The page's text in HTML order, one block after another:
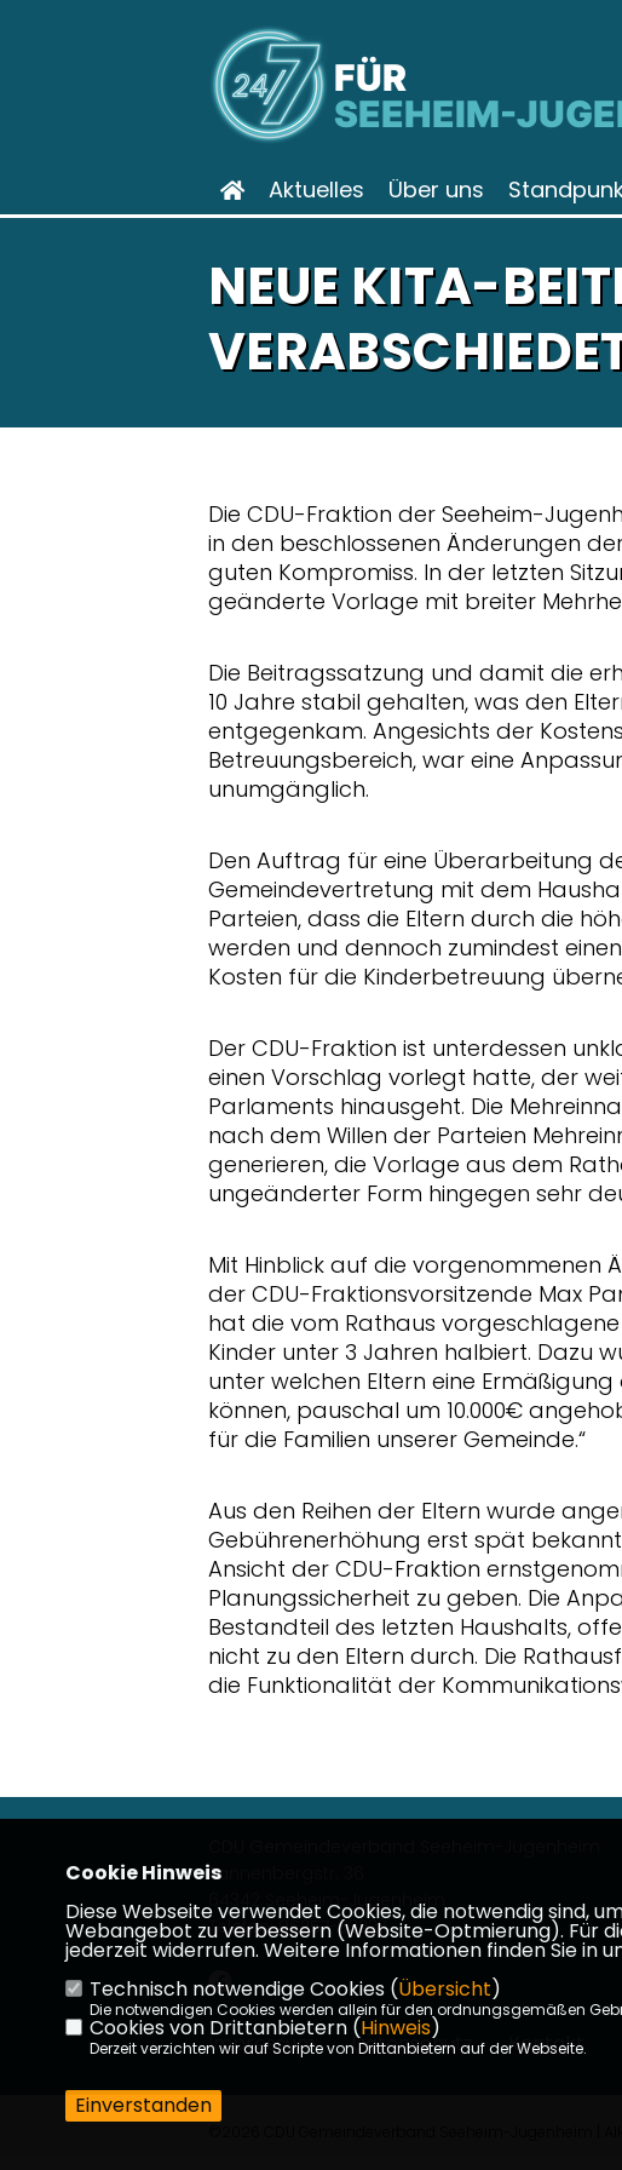
FÜR
SEEHEIM-
Aktuelles Über uns
NEUE KITA-
Die CDU-Fraktion der Seeheim-
in den beschlossenen Änderungen
guten Kompromiss. In der letzten
geänderte Vorlage mit breiter
Die Beitragssatzung und damit die
10 Jahre stabil gehalten, was den
entgegenkam. Angesichts der
Betreuungsbereich, war eine
unumgänglich.
Den Auftrag für eine Überarbeitung
Gemeindevertretung mit dem
Parteien, dass die Eltern durch die
werden und dennoch zumindest
Kosten für die Kinderbetreuung
Der CDU-Fraktion ist unterdessen
einen Vorschlag vorlegt hatte, der
Parlaments hinausgeht. Die
nach dem Willen der Parteien
generieren, die Vorlage aus dem
ungeänderter Form hingegen sehr
Mit Hinblick auf die vorgenommenen
der CDU-Fraktionsvorsitzende Max
hat die vom Rathaus
Kinder unter 3 Jahren halbiert. Dazu
unter welchen Eltern eine
können, pauschal um 10.000€
für die Familien unserer Gemeinde.“
Aus den Reihen der Eltern wurde
Gebührenerhöhung erst spät
Ansicht der CDU-Fraktion
Planungssicherheit zu geben. Die
Bestandteil des letzten Haushalts,
nicht zu den Eltern durch. Die
die Funktionalität der
Tannenbergstr. 36
64342 Seeheim-Jugenheim
Telefon: 06257-83223
Impressum Datenschutz Kontakt
Cookie Hinweis
Diese Webseite verwendet Cookies, die notwendig sind,
Webangebot zu verbessern (Website-Optmierung). Für
jederzeit widerrufen. Weitere Informationen finden Sie in
Technisch notwendige Cookies (Übersicht)
Die notwendigen Cookies werden allein für den ordnungsgemäßen
Cookies von Drittanbietern (Hinweis)
Derzeit verzichten wir auf Scripte von Drittanbietern auf der Webseite.
Einverstanden